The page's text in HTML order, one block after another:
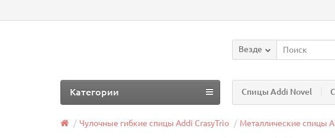
Везде
Спицы Addi Novel
Категории
Чулочные гибкие спицы Addi CrasyTrio Металлические спицы